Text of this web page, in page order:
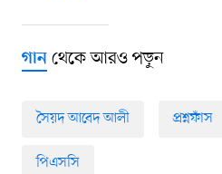
গানথেকে আরও পড়ুন
সৈয়দ আবেদ আলী প্রশ্নফাঁস
পিএসসি